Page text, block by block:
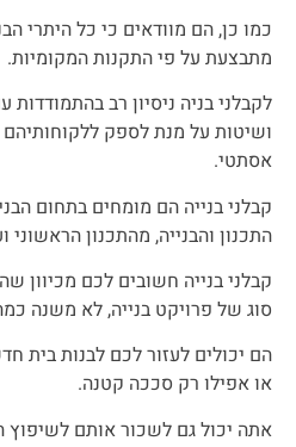
כמו כן, הם מוודאים כי כל היתרי
מתבצעת על פי התקנות המקומיות.
לקבלני בניה ניסיון רב
ושיטות על מנת לספק
אסתטי.
קבלני בנייה הם מומחים בתחום
התכנון והבנייה, מהתכנון הראשוני
קבלני בנייה חשובים לכם מכיוון
סוג של פרויקט בנייה, לא משנה
הם יכולים לעזור לכם לבנות בית
או אפילו רק סככה קטנה.
אתה יכול גם לשכור אותם